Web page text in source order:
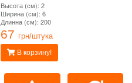
Высота (см): 2
Ширина (см): 6
Длинна (см): 200
67 грн/штука
В корзину!